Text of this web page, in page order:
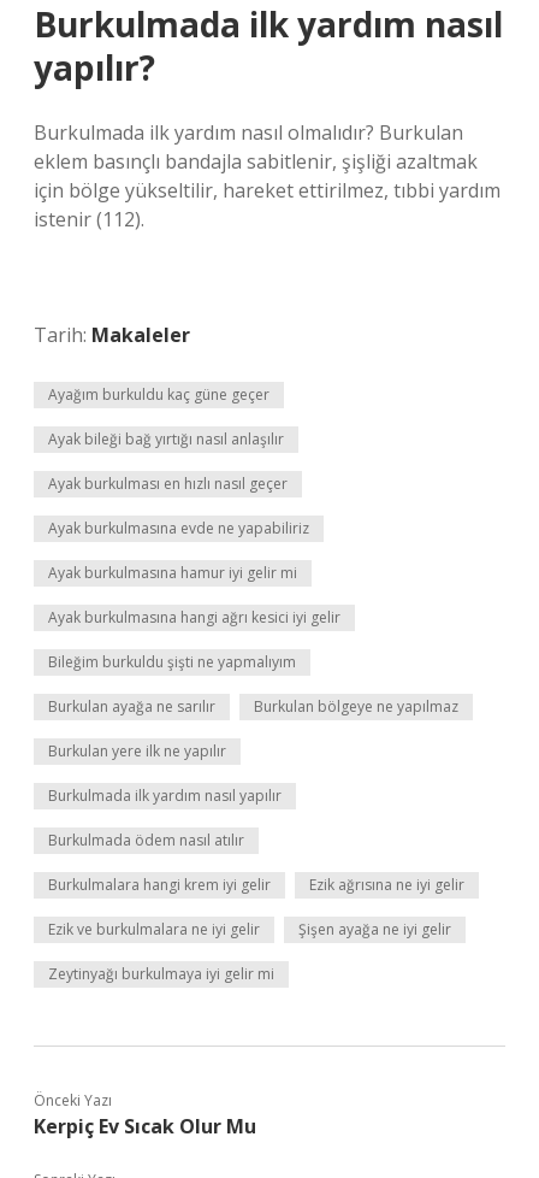
Burkulmada ilk yardım nasıl
yapılır?
Burkulmada ilk yardım nasıl olmalıdır? Burkulan
eklem basınçlı bandajla sabitlenir, şişliği azaltmak
için bölge yükseltilir, hareket ettirilmez, tıbbi yardım
istenir (112).
Tarih: Makaleler
Ayağım burkuldu kaç güne geçer
Ayak bileği bağ yırtığı nasıl anlaşılır
Ayak burkulması en hızlı nasıl geçer
Ayak burkulmasına evde ne yapabiliriz
Ayak burkulmasına hamur iyi gelir mi
Ayak burkulmasına hangi ağrı kesici iyi gelir
Bileğim burkuldu şişti ne yapmalıyım
Burkulan ayağa ne sarılır Burkulan bölgeye ne yapılmaz
Burkulan yere ilk ne yapılır
Burkulmada ilk yardım nasıl yapılır
Burkulmada ödem nasıl atılır
Burkulmalara hangi krem iyi gelir Ezik ağrısına ne iyi gelir
Ezik ve burkulmalara ne iyi gelir Şişen ayağa ne iyi gelir
Zeytinyağı burkulmaya iyi gelir mi
Önceki Yazı
Kerpiç Ev Sıcak Olur Mu